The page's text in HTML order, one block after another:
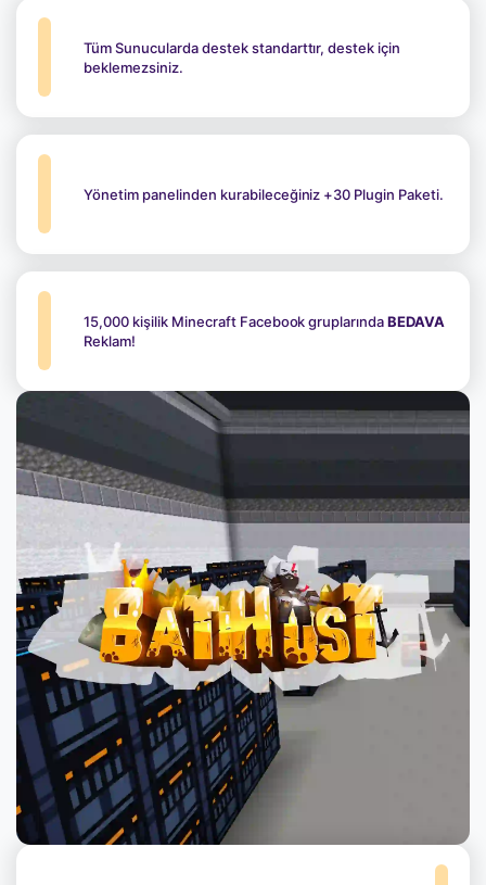
Tüm Sunucularda destek standarttır, destek için
beklemezsiniz.
Yönetim panelinden kurabileceğiniz +30 Plugin Paketi.
15,000 kişilik Minecraft Facebook gruplarındaBEDAVA
Reklam!